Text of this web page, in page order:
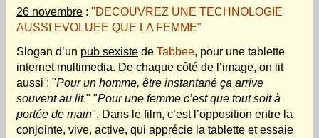
26 novembre : "DECOUVREZ UNE TECHNOLOGIE
AUSSI EVOLUEE QUE LA FEMME"
Slogan d’un pub sexiste de Tabbee, pour une tablette
internet multimedia. De chaque côté de l’image, on lit
aussi : "Pour un homme, être instantané ça arrive
souvent au lit." "Pour une femme c’est que tout soit à
portée de main". Dans le film, c’est l’opposition entre la
conjointe, vive, active, qui apprécie la tablette et essaie